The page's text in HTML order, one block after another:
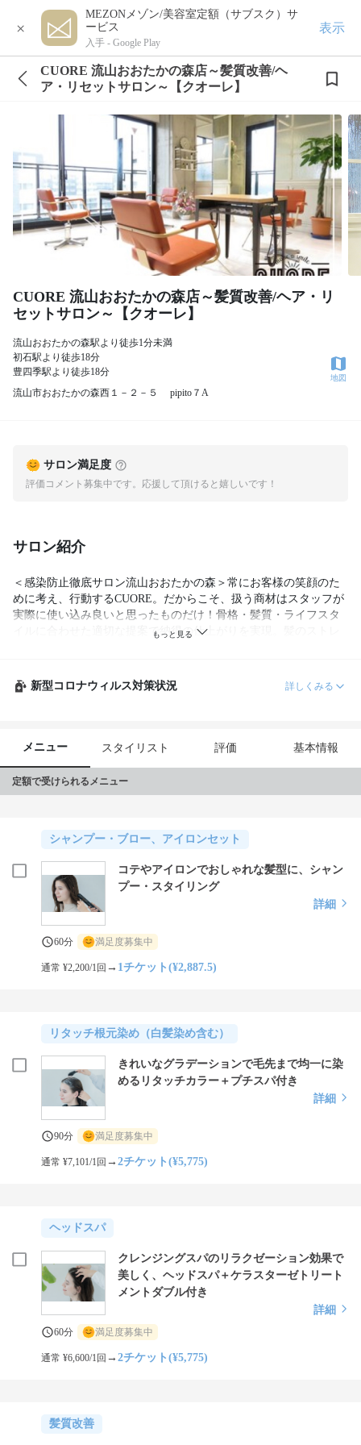
×
MEZONメゾン/美容室定額（サブスク）サ
ービス
入手 - Google Play
表示
CUORE 流山おおたかの森店～髪質改善/ヘ
ア・リセットサロン～【クオーレ】
CUORE 流山おおたかの森店～髪質改善/ヘア・リ
セットサロン～【クオーレ】
流山おおたかの森駅より徒歩1分未満
初石駅より徒歩18分
豊四季駅より徒歩18分
流山市おおたかの森西１－２－５ pipito７A
地図
サロン満足度
評価コメント募集中です。応援して頂けると嬉しいです！
サロン紹介
＜感染防止徹底サロン流山おおたかの森＞常にお客様の笑顔のた
めに考え、行動するCUORE。だからこそ、扱う商材はスタッフが
実際に使い込み良いと思ったものだけ！骨格・髪質・ライフスタ
イルに合わせた適切な提案で納得の仕上がりを実現。髪のストレ
新型コロナウィルス対策状況 詳しくみる
メニュー スタイリスト 評価 基本情報
定額で受けられるメニュー
シャンプー・ブロー、アイロンセット
コテやアイロンでおしゃれな髪型に、シャン
プー・スタイリング
詳細
60分 満足度募集中
通常 ¥2,200/1回 → 1チケット(¥2,887.5)
リタッチ根元染め（白髪染め含む）
きれいなグラデーションで毛先まで均一に染
めるリタッチカラー＋プチスパ付き
詳細
90分 満足度募集中
通常 ¥7,101/1回 →2チケット(¥5,775)
ヘッドスパ
クレンジングスパのリラクゼーション効果で
美しく、ヘッドスパ＋ケラスターゼトリート
メントダブル付き
詳細
60分 満足度募集中
通常 ¥6,600/1回 →2チケット(¥5,775)
髪質改善